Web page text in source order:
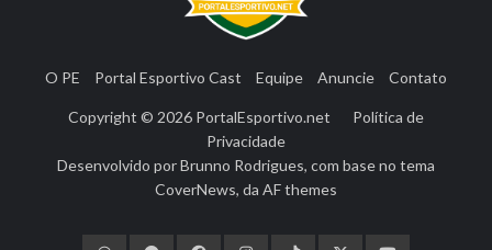
O PE Portal Esportivo Cast Equipe Anuncie Contato
Copyright © 2026 PortalEsportivo.net
Política de
Privacidade
Desenvolvido porBrunno Rodrigues, com base no tema
CoverNews, da AF themes